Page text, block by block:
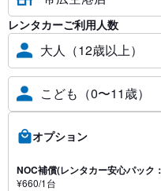
レンタカーご利用人数
大人（12歳以上）
こども（0〜11歳）
オプション
NOC補償(レンタカー安心パック
¥660/1台